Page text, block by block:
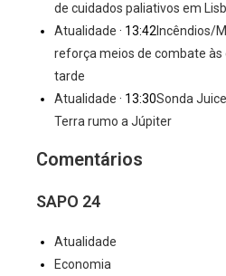
de cuidados paliativos em
Atualidade · 13:42 Incêndios/
reforça meios de combate
tarde
Atualidade · 13:30Sonda
Terra rumo a Júpiter
Comentários
SAPO 24
Atualidade
Economia